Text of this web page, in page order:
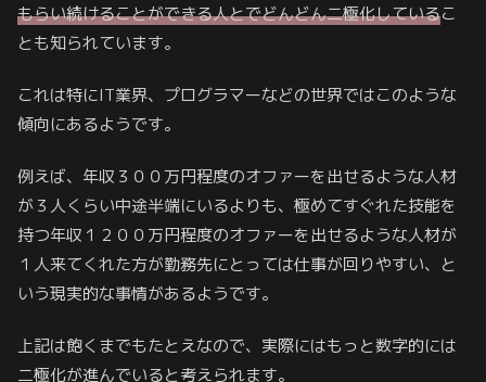
もらい続けることができる人とでどんどん二極化しているこ
とも知られています。
これは特にIT業界、プログラマーなどの世界ではこのような
傾向にあるようです。
例えば、年収３００万円程度のオファーを出せるような人材
が３人くらい中途半端にいるよりも、極めてすぐれた技能を
持つ年収１２００万円程度のオファーを出せるような人材が
１人来てくれた方が勤務先にとっては仕事が回りやすい、と
いう現実的な事情があるようです。
上記は飽くまでもたとえなので、実際にはもっと数字的には
二極化が進んでいると考えられます。